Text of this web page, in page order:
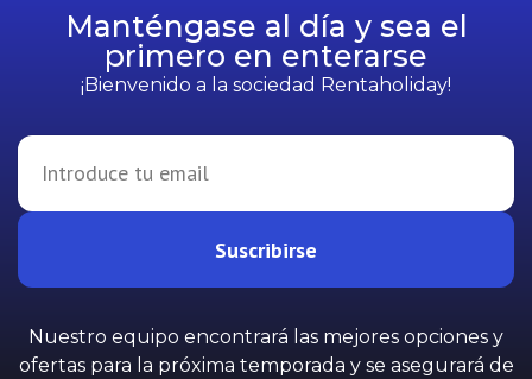
Manténgase al día y sea el
primero en enterarse
¡Bienvenido a la sociedad Rentaholiday!
Suscribirse
Nuestro equipo encontrará las mejores opciones y
ofertas para la próxima temporada y se asegurará de